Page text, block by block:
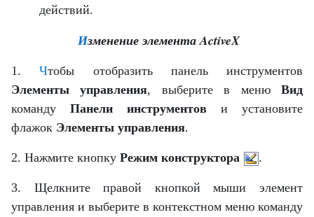
действий.
Изменение элемента ActiveX
1.Чтобы отобразить панель инструментов
Элементы управления, выберите в менюВид
команду Панели инструментов и установите
флажок Элементы управления.
2. Нажмите кнопку Режим конструктора .
3. Щелкните правой кнопкой мыши элемент
управления и выберите в контекстном меню команду